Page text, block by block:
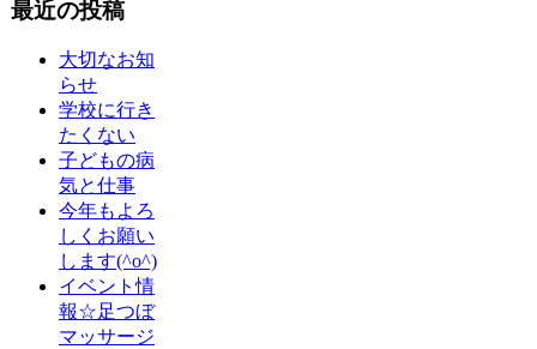
最近の投稿
大切なお知
らせ
学校に行き
たくない
子どもの病
気と仕事
今年もよろ
しくお願い
します(^o^)
イベント情
報☆足つぼ
マッサージ